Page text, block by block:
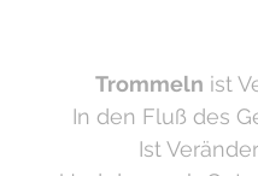
Trommeln ist
In den Fluß des
Ist